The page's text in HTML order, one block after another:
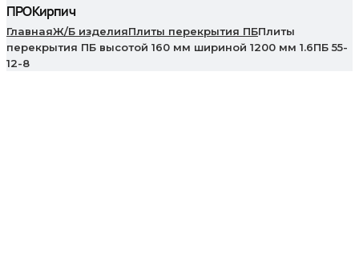
ПРОКирпич
ГлавнаяЖ/Б изделияПлиты перекрытия ПБПлиты
перекрытия ПБ высотой 160 мм шириной 1200 мм 1.6ПБ 55-
12-8